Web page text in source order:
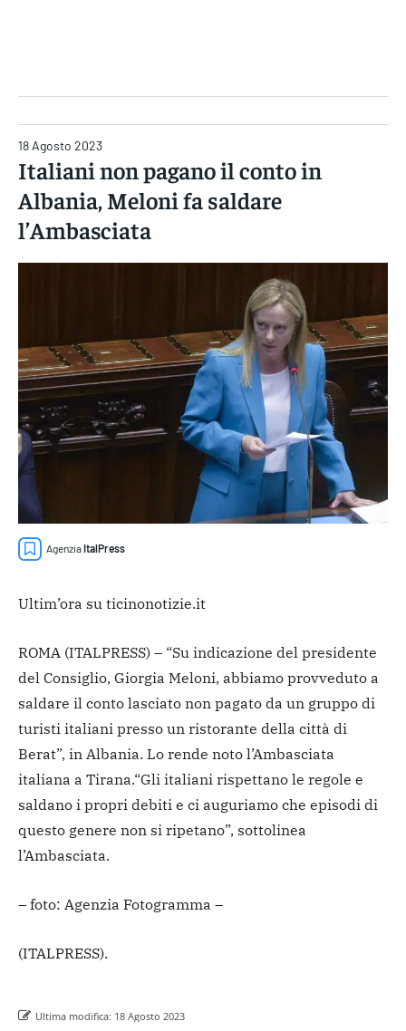
18 Agosto 2023
Italiani non pagano il conto in
Albania, Meloni fa saldare
l’Ambasciata
AgenziaItalPress
Ultim’ora su ticinonotizie.it
ROMA (ITALPRESS) – “Su indicazione del presidente
del Consiglio, Giorgia Meloni, abbiamo provveduto a
saldare il conto lasciato non pagato da un gruppo di
turisti italiani presso un ristorante della città di
Berat”, in Albania. Lo rende noto l’Ambasciata
italiana a Tirana.“Gli italiani rispettano le regole e
saldano i propri debiti e ci auguriamo che episodi di
questo genere non si ripetano”, sottolinea
l’Ambasciata.
– foto: Agenzia Fotogramma –
(ITALPRESS).
Ultima modifica: 18 Agosto 2023